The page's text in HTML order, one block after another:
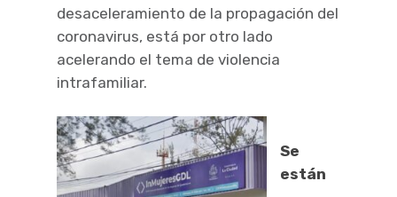
desaceleramiento de la propagación del
coronavirus, está por otro lado
acelerando el tema de violencia
intrafamiliar.
Se
están